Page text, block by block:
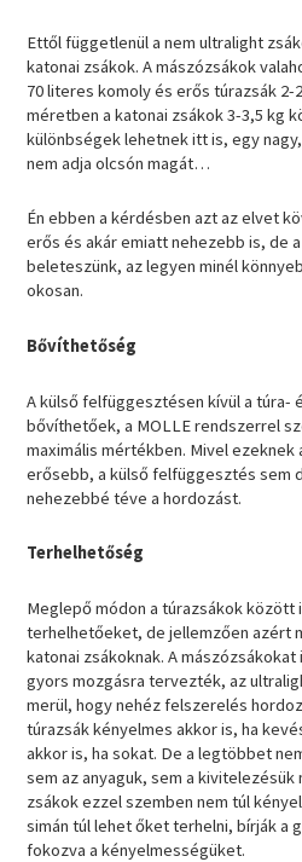
Ettől függetlenül a nem ultralight
katonai zsákok. A mászózsákok
70 literes komoly és erős túrazsák 2-
méretben a katonai zsákok 3-3,5 kg
különbségek lehetnek itt is, egy
nem adja olcsón magát…
Én ebben a kérdésben azt az elvet
erős és akár emiatt nehezebb is, de
beleteszünk, az legyen minél
okosan.
Bővíthetőség
A külső felfüggesztésen kívül a túra-
bővíthetőek, a MOLLE rendszerrel
maximális mértékben. Mivel ezeknek
erősebb, a külső felfüggesztés sem
nehezebbé téve a hordozást.
Terhelhetőség
Meglepő módon a túrazsákok között
terhelhetőeket, de jellemzően azért
katonai zsákoknak. A
gyors mozgásra tervezték, az
merül, hogy nehéz felszerelés
túrazsák kényelmes akkor is, ha
akkor is, ha sokat. De a legtöbbet
sem az anyaguk, sem a kivitelezésük
zsákok ezzel szemben nem túl
simán túl lehet őket terhelni, bírják a
fokozva a kényelmességüket.